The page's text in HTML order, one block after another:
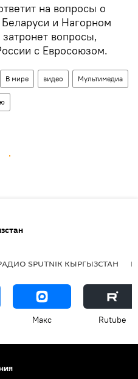
на вопросы о
и Нагорном
вопросы,
с Евросоюзом.
В мире видео Мультимедиа
SPUTNIK КЫРГЫЗСТАН
Макс Rutube